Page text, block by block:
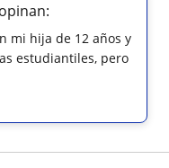
mi hija de 12 años y
estudiantiles, pero